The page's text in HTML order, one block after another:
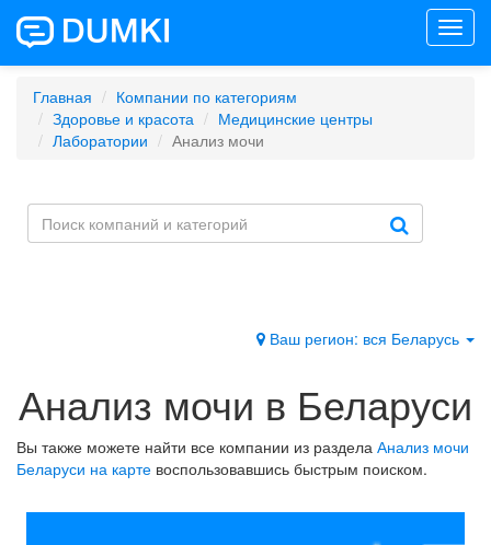
Главная
Компании по категориям
Здоровье и красота
Медицинские центры
Лаборатории
Анализ мочи
Ваш регион: вся Беларусь
Анализ мочи в Беларуси
Вы также можете найти все компании из раздела Анализ мочи
Беларуси на карте воспользовавшись быстрым поиском.